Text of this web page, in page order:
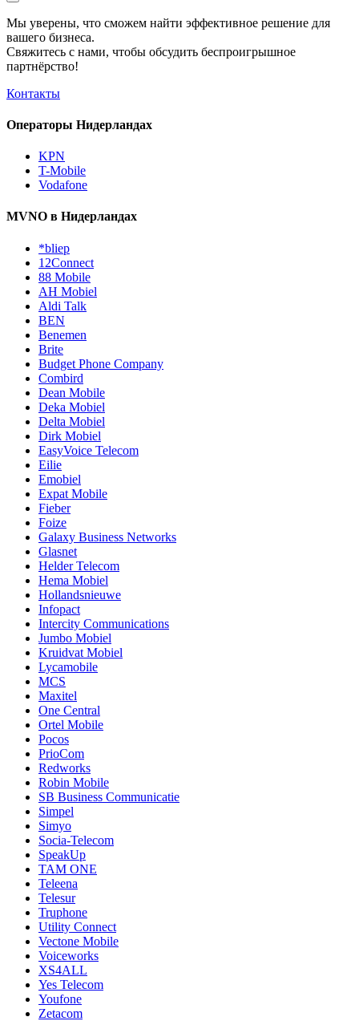
Мы уверены, что сможем найти эффективное решение для
вашего бизнеса.
Свяжитесь с нами, чтобы обсудить беспроигрышное
партнёрство!
Контакты
Операторы Нидерландах
KPN
T-Mobile
Vodafone
MVNO в Нидерландах
*bliep
12Connect
88 Mobile
AH Mobiel
Aldi Talk
BEN
Benemen
Brite
Budget Phone Company
Combird
Dean Mobile
Deka Mobiel
Delta Mobiel
Dirk Mobiel
EasyVoice Telecom
Eilie
Emobiel
Expat Mobile
Fieber
Foize
Galaxy Business Networks
Glasnet
Helder Telecom
Hema Mobiel
Hollandsnieuwe
Infopact
Intercity Communications
Jumbo Mobiel
Kruidvat Mobiel
Lycamobile
MCS
Maxitel
One Central
Ortel Mobile
Pocos
PrioCom
Redworks
Robin Mobile
SB Business Communicatie
Simpel
Simyo
Socia-Telecom
SpeakUp
TAM ONE
Teleena
Telesur
Truphone
Utility Connect
Vectone Mobile
Voiceworks
XS4ALL
Yes Telecom
Youfone
Zetacom